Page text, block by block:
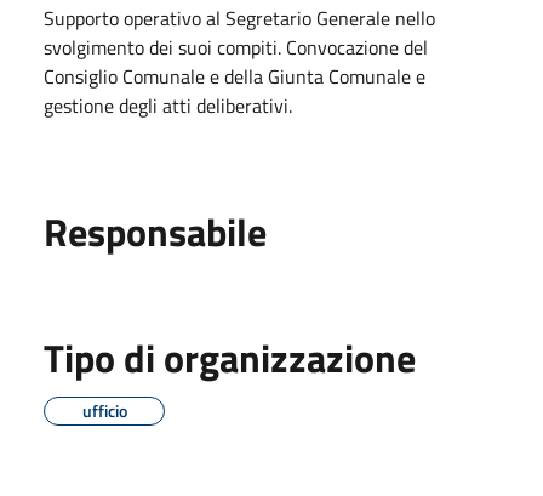
Supporto operativo al Segretario Generale nello
svolgimento dei suoi compiti. Convocazione del
Consiglio Comunale e della Giunta Comunale e
gestione degli atti deliberativi.
Responsabile
Tipo di organizzazione
ufficio